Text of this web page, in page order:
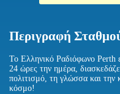
Περιγραφή
Το Ελληνικό Ραδιόφωνο Perth
24 ώρες την ημέρα,
πολιτισμό, τη γλώσσα και
κόσμο!